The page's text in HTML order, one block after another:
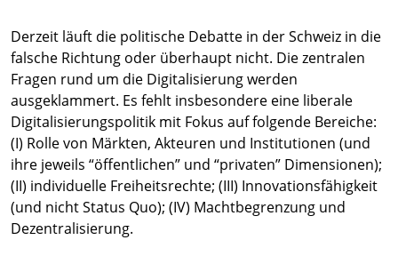
Derzeit läuft die politische Debatte in der Schweiz in die
falsche Richtung oder überhaupt nicht. Die zentralen
Fragen rund um die Digitalisierung werden
ausgeklammert. Es fehlt insbesondere eine liberale
Digitalisierungspolitik mit Fokus auf folgende Bereiche:
(I) Rolle von Märkten, Akteuren und Institutionen (und
ihre jeweils “öffentlichen” und “privaten” Dimensionen);
(II) individuelle Freiheitsrechte; (III) Innovationsfähigkeit
(und nicht Status Quo); (IV) Machtbegrenzung und
Dezentralisierung.